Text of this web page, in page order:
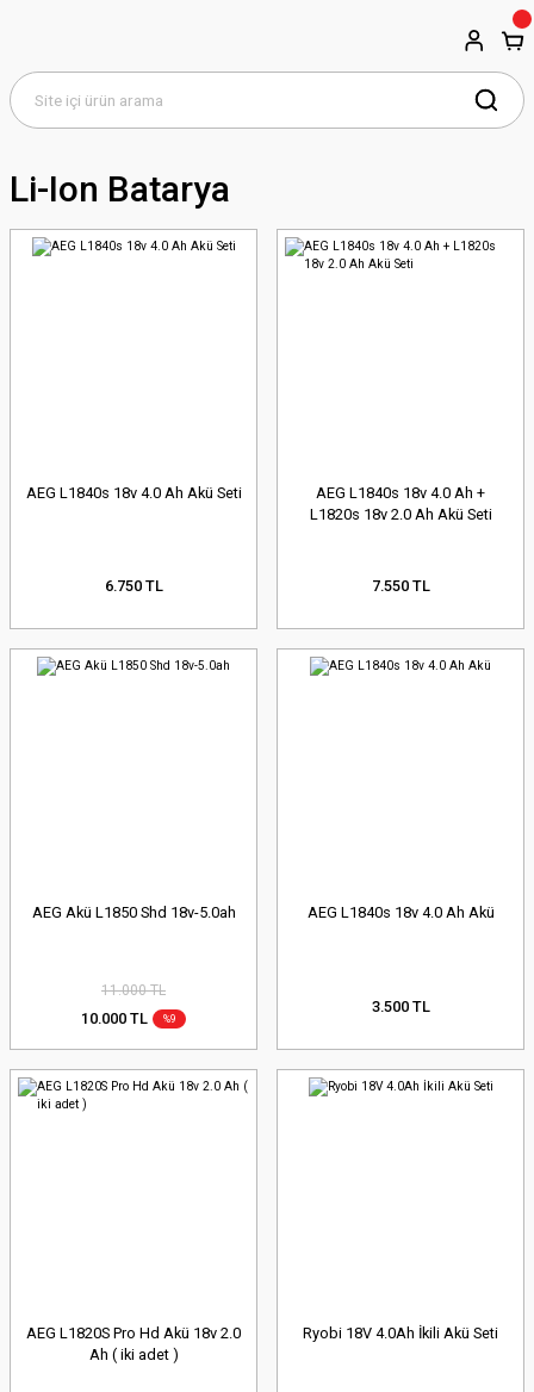
Li-Ion Batarya
AEG L1840s 18v 4.0 Ah Akü Seti
6.750 TL
AEG L1840s 18v 4.0 Ah +
L1820s 18v 2.0 Ah Akü Seti
7.550 TL
AEG Akü L1850 Shd 18v-5.0ah
11.000 TL
10.000 TL %9
AEG L1840s 18v 4.0 Ah Akü
3.500 TL
AEG L1820S Pro Hd Akü 18v 2.0
Ah ( iki adet )
Ryobi 18V 4.0Ah İkili Akü Seti